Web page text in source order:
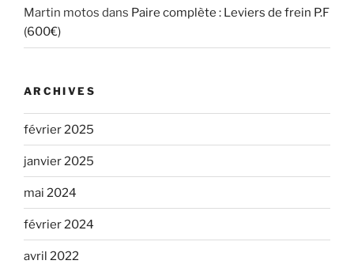
Martin motos dans Paire complète : Leviers de frein P.F
(600€)
ARCHIVES
février 2025
janvier 2025
mai 2024
février 2024
avril 2022